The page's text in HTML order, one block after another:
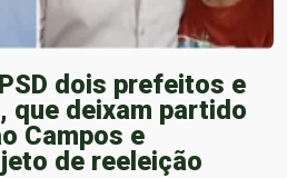
dois prefeitos e
que deixam partido
Campos e
de reeleição